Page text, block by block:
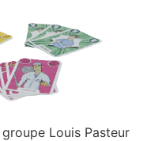
Louis Pasteur